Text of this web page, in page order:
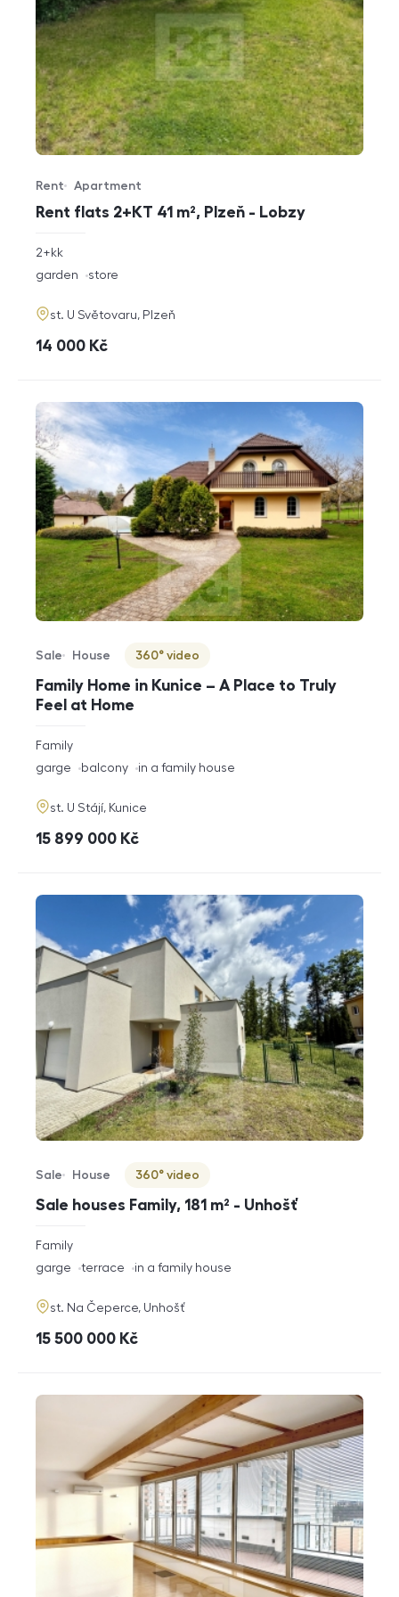
Rent flats 2+KT 41 m², Plzeň - Lobzy
Offer type
Rent
Property type
Apartment
rozměry
2+kk
funkce
garden store
adresa
st. U Světovaru, Plzeň
cena
14 000 Kč
Family Home in Kunice – A Place to Truly
Feel at Home
Offer type
Sale
Property type
House
Virtuální prohlídka
360° video
rozměry
disposition
Family
funkce
garge balcony in a family house
adresa
st. U Stájí, Kunice
cena
15 899 000 Kč
Sale houses Family, 181 m² - Unhošť
Offer type
Sale
Property type
House
Virtuální prohlídka
360° video
rozměry
disposition
Family
funkce
garge terrace in a family house
adresa
st. Na Čeperce, Unhošť
cena
15 500 000 Kč